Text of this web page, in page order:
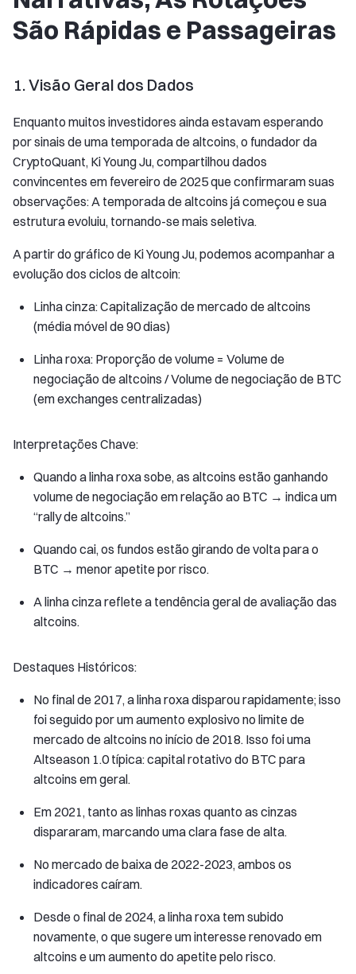
São Rápidas e Passageiras
1. Visão Geral dos Dados
Enquanto muitos investidores ainda estavam esperando
por sinais de uma temporada de altcoins, o fundador da
CryptoQuant, Ki Young Ju, compartilhou dados
convincentes em fevereiro de 2025 que confirmaram suas
observações: A temporada de altcoins já começou e sua
estrutura evoluiu, tornando-se mais seletiva.
A partir do gráfico de Ki Young Ju, podemos acompanhar a
evolução dos ciclos de altcoin:
Linha cinza: Capitalização de mercado de altcoins
(média móvel de 90 dias)
Linha roxa: Proporção de volume = Volume de
negociação de altcoins / Volume de negociação de BTC
(em exchanges centralizadas)
Interpretações Chave:
Quando a linha roxa sobe, as altcoins estão ganhando
volume de negociação em relação ao BTC → indica um
“rally de altcoins.”
Quando cai, os fundos estão girando de volta para o
BTC → menor apetite por risco.
A linha cinza reflete a tendência geral de avaliação das
altcoins.
Destaques Históricos:
No final de 2017, a linha roxa disparou rapidamente; isso
foi seguido por um aumento explosivo no limite de
mercado de altcoins no início de 2018. Isso foi uma
Altseason 1.0 típica: capital rotativo do BTC para
altcoins em geral.
Em 2021, tanto as linhas roxas quanto as cinzas
dispararam, marcando uma clara fase de alta.
No mercado de baixa de 2022-2023, ambos os
indicadores caíram.
Desde o final de 2024, a linha roxa tem subido
novamente, o que sugere um interesse renovado em
altcoins e um aumento do apetite pelo risco.